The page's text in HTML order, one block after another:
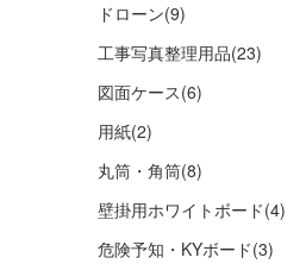
ドローン(9)
工事写真整理用品(23)
図面ケース(6)
用紙(2)
丸筒・角筒(8)
壁掛用ホワイトボード(4)
危険予知・KYボード(3)